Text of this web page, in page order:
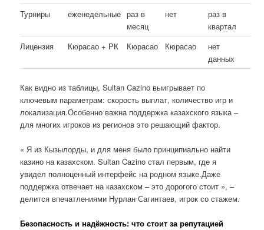
Турниры еженедельные раз в
месяц
нет
раз в
квартал
Лицензия
Кюрасао + РК Кюрасао Кюрасао
нет
данных
Как видно из таблицы, Sultan Cazino выигрывает по
ключевым параметрам: скорость выплат, количество игр и
локализация.Особенно важна поддержка казахского языка –
для многих игроков из регионов это решающий фактор.
« Я из Кызылорды, и для меня было принципиально найти
казино на казахском. Sultan Cazino стал первым, где я
увидел полноценный интерфейс на родном языке.Даже
поддержка отвечает на казахском – это дорогого стоит », –
делится впечатлениями Нурлан Сагинтаев, игрок со стажем.
Безопасность и надёжность: что стоит за репутацией